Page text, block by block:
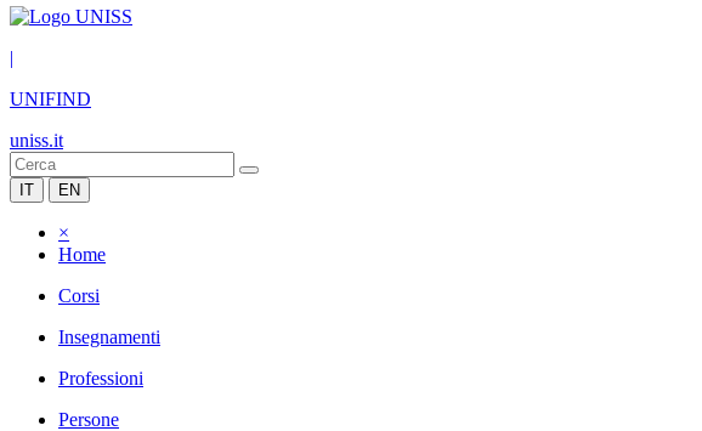
|
UNIFIND
uniss.it
IT EN
×
Home
Corsi
Insegnamenti
Professioni
Persone